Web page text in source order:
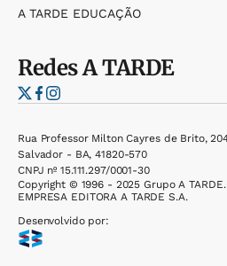
A TARDE EDUCAÇÃO
RedesA TARDE
Rua Professor Milton Cayres de Brito,
Salvador - BA, 41820-570
CNPJ nº 15.111.297/0001-30
Copyright © 1996 - 2025 Grupo A
EMPRESA EDITORA A TARDE S.A.
Desenvolvido por: